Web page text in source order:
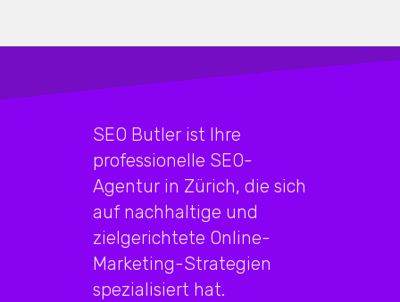
SEO Butler ist Ihre
professionelle SEO-
Agentur in Zürich, die sich
auf nachhaltige und
zielgerichtete Online-
Marketing-Strategien
spezialisiert hat.